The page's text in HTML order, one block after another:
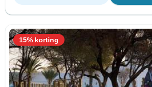
15% korting